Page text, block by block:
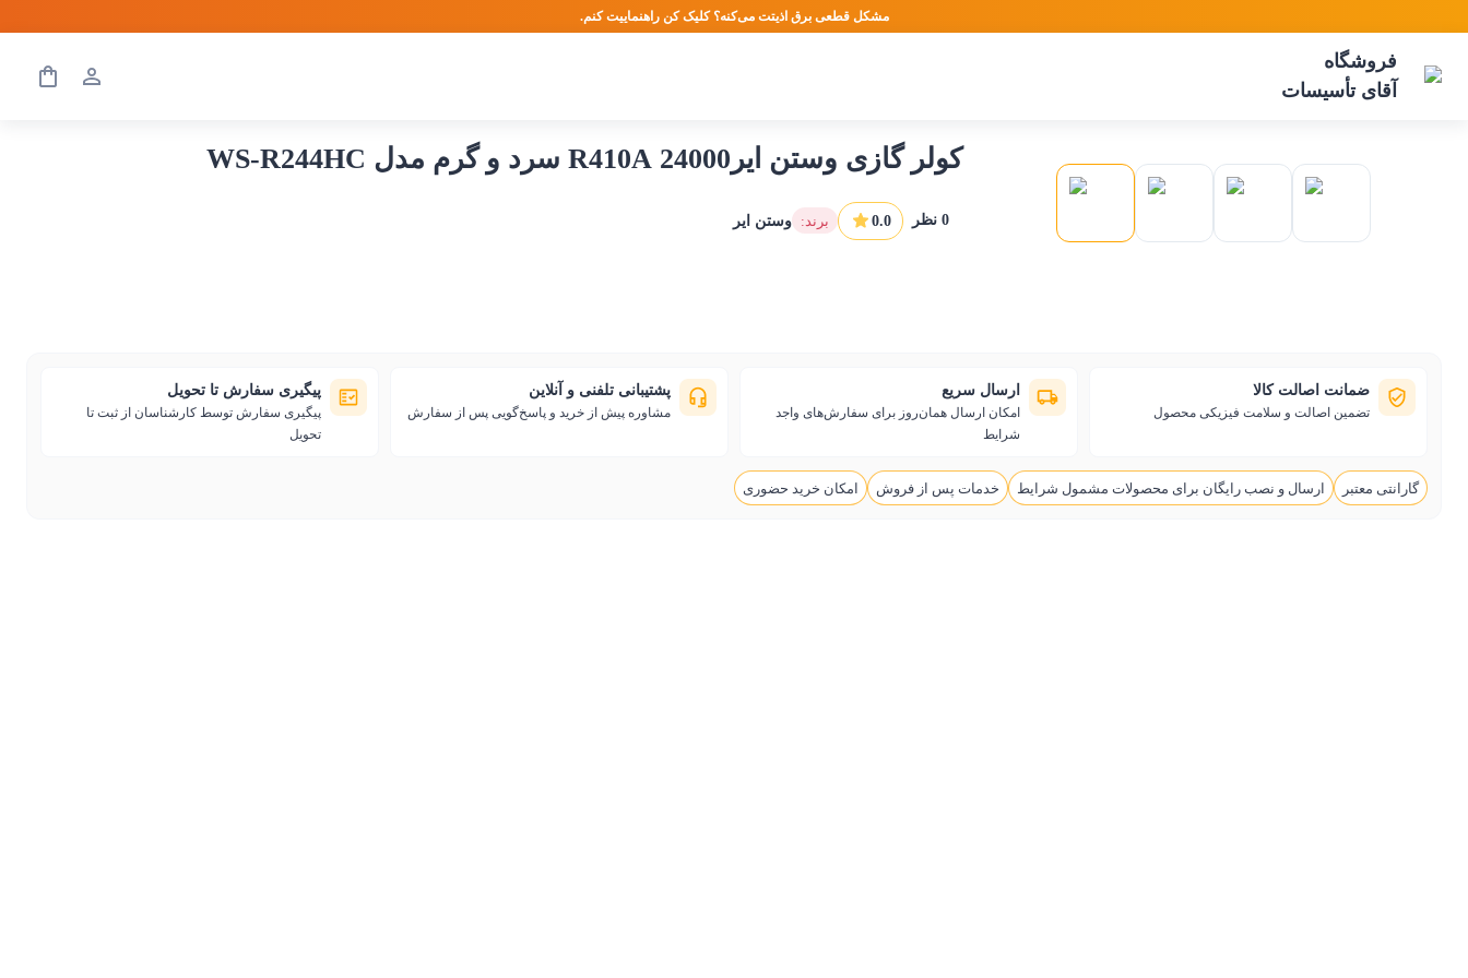
مشکل قطعی برق اذیتت می‌کنه؟ کلیک کن راهنماییت کنم.
فروشگاه
آقای تأسیسات
کولر گازی وستن ایر24000 R410A سرد و گرم مدل WS-R244HC
وستن ایر :برند 0.0 0نظر
ضمانت اصالت کالا
تضمین اصالت و سلامت فیزیکی محصول
ارسال سریع
امکان ارسال همان‌روز برای سفارش‌های واجد
شرایط
پشتیبانی تلفنی و آنلاین
مشاوره پیش از خرید و پاسخ‌گویی پس از سفارش
پیگیری سفارش تا تحویل
پیگیری سفارش توسط کارشناسان از ثبت تا
تحویل
گارانتی معتبر ارسال و نصب رایگان برای محصولات مشمول شرایط خدمات پس از فروش امکان خرید حضوری